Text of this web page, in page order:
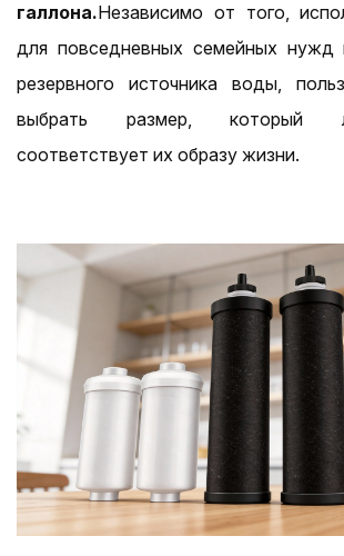
галлона.Независимо от того,
для повседневных семейных нужд
резервного источника воды,
выбрать размер, который
соответствует их образу жизни.